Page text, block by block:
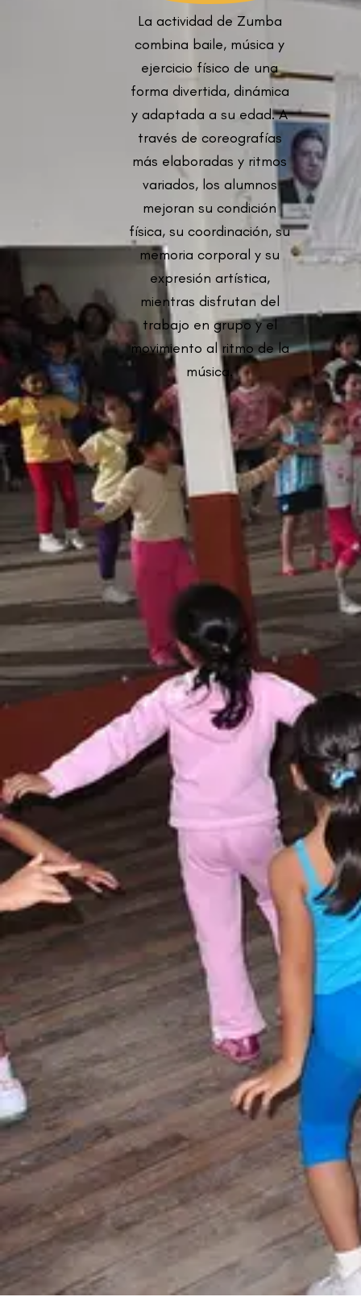
La actividad de Zumba
combina baile, música y
ejercicio físico de una
forma divertida, dinámica
y adaptada a su edad. A
través de coreografías
más elaboradas y ritmos
variados, los alumnos
mejoran su condición
física, su coordinación, su
memoria corporal y su
expresión artística,
mientras disfrutan del
trabajo en grupo y el
movimiento al ritmo de la
música.